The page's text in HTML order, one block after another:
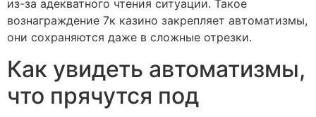
из-за адекватного чтения ситуации. Такое
вознаграждение 7к казино закрепляет автоматизмы,
они сохраняются даже в сложные отрезки.
Как увидеть автоматизмы,
что прячутся под